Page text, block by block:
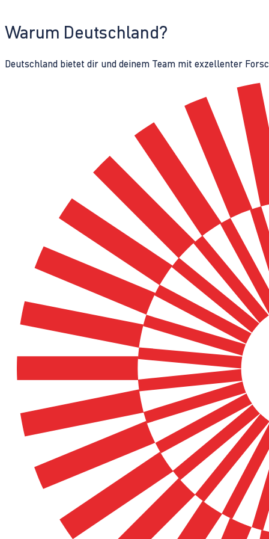
Warum Deutschland?
Deutschland bietet dir und deinem Team mit exzellenter